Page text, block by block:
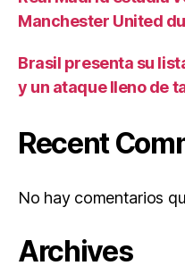
Manchester United
Brasil presenta su
y un ataque lleno de
Recent
No hay comentarios
Archives